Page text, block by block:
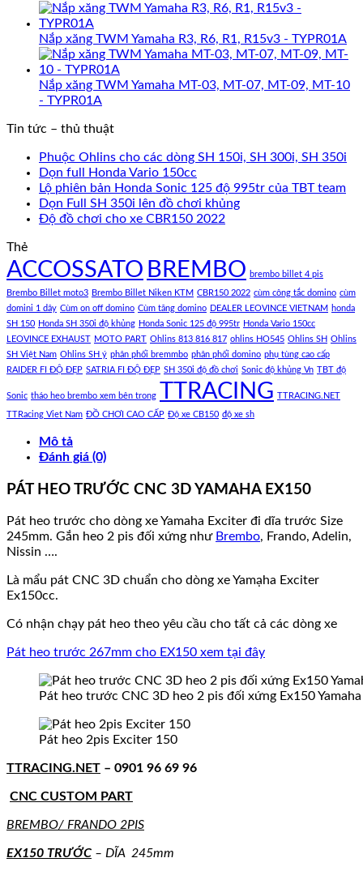
Nắp xăng TWM Yamaha R3, R6, R1, R15v3 - TYPR01A
Nắp xăng TWM Yamaha MT-03, MT-07, MT-09, MT-10
- TYPR01A
Tin tức – thủ thuật
Phuộc Ohlins cho các dòng SH 150i, SH 300i, SH 350i
Dọn full Honda Vario 150cc
Lộ phiên bản Honda Sonic 125 độ 995tr của TBT team
Dọn Full SH 350i lên đồ chơi khủng
Độ đồ chơi cho xe CBR150 2022
Thẻ
ACCOSSATO BREMBO brembo billet 4 pis
Brembo Billet moto3 Brembo Billet Niken KTM CBR150 2022 cùm công tắc domino cùm
domini 1 dây Cùm on off domino Cùm tăng domino DEALER LEOVINCE VIETNAM honda
SH 150 Honda SH 350i độ khủng Honda Sonic 125 độ 995tr Honda Vario 150cc
LEOVINCE EXHAUST MOTO PART Ohlins 813 816 817 ohlins HO545 Ohlins SH Ohlins
SH Việt Nam Ohlins SH ý phân phối bremmbo phân phối domino phụ tùng cao cấp
RAIDER FI ĐỘ ĐẸP SATRIA FI ĐỘ ĐẸP SH 350i độ đồ chơi Sonic độ khủng Vn TBT độ
Sonic tháo heo brembo xem bên trong TTRACING TTRACING.NET
TTRacing Viet Nam ĐỒ CHƠI CAO CẤP Độ xe CB150 độ xe sh
Mô tả
Đánh giá (0)
PÁT HEO TRƯỚC CNC 3D YAMAHA EX150
Pát heo trước cho dòng xe Yamaha Exciter đi dĩa trước Size
245mm. Gắn heo 2 pis đối xứng như Brembo, Frando, Adelin,
Nissin ….
Là mẩu pát CNC 3D chuẩn cho dòng xe Yamạha Exciter
Ex150cc.
Có nhận chạy pát heo theo yêu cầu cho tất cả các dòng xe
Pát heo trước 267mm cho EX150 xem tại đây
Pát heo trước CNC 3D heo 2 pis đối xứng Ex150
Pát heo 2pis Exciter 150
TTRACING.NET – 0901 96 69 96
CNC CUSTOM PART
BREMBO/ FRANDO 2PIS
EX150 TRƯỚC – DĨA 245mm